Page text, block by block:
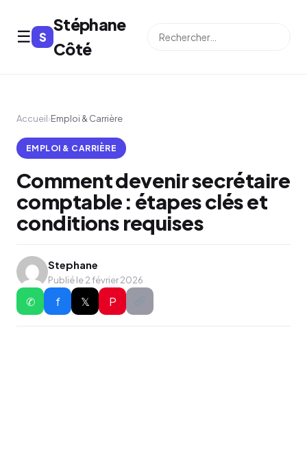
☰ S
Stéphane
Côté
Accueil›Emploi & Carrière
EMPLOI & CARRIÈRE
Comment devenir secrétaire
comptable : étapes clés et
conditions requises
Stephane
Publié le 2 février 2026
✆ f 𝕏 P